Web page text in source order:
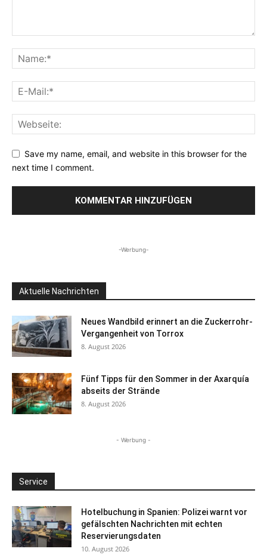
Save my name, email, and website in this browser for the
next time I comment.
-Werbung-
Aktuelle Nachrichten
Neues Wandbild erinnert an die Zuckerrohr-
Vergangenheit von Torrox
8. August 2026
Fünf Tipps für den Sommer in der Axarquía
abseits der Strände
8. August 2026
- Werbung -
Service
Hotelbuchung in Spanien: Polizei warnt vor
gefälschten Nachrichten mit echten
Reservierungsdaten
10. August 2026